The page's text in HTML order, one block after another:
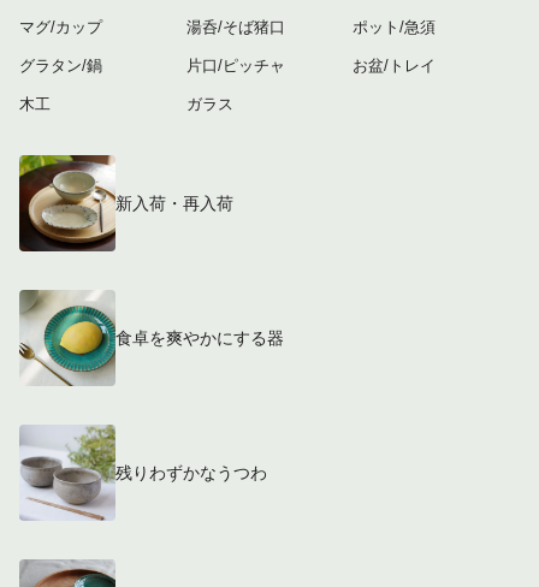
マグ/カップ
グラタン/鍋
木工
湯呑/そば猪口
片口/ピッチャ
ガラス
ポット/急須
お盆/トレイ
新入荷・再入荷
食卓を爽やかにする器
残りわずかなうつわ